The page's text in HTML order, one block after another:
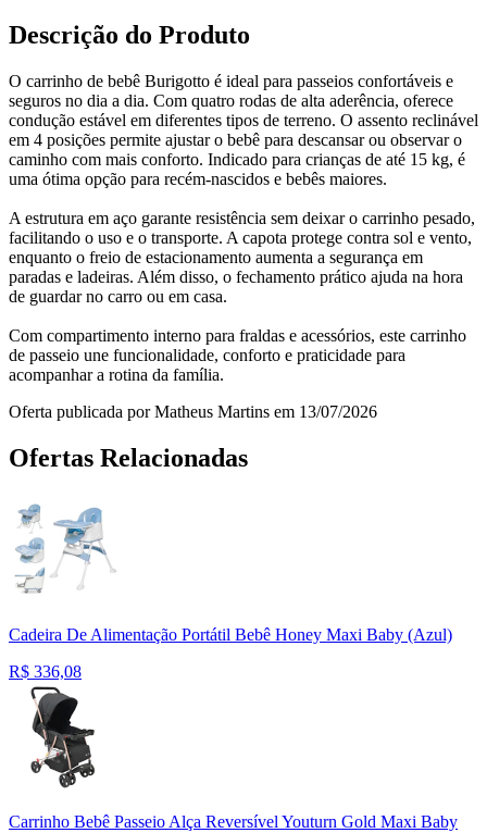
Descrição do Produto
O carrinho de bebê Burigotto é ideal para passeios confortáveis e
seguros no dia a dia. Com quatro rodas de alta aderência, oferece
condução estável em diferentes tipos de terreno. O assento reclinável
em 4 posições permite ajustar o bebê para descansar ou observar o
caminho com mais conforto. Indicado para crianças de até 15 kg, é
uma ótima opção para recém-nascidos e bebês maiores.
A estrutura em aço garante resistência sem deixar o carrinho pesado,
facilitando o uso e o transporte. A capota protege contra sol e vento,
enquanto o freio de estacionamento aumenta a segurança em
paradas e ladeiras. Além disso, o fechamento prático ajuda na hora
de guardar no carro ou em casa.
Com compartimento interno para fraldas e acessórios, este carrinho
de passeio une funcionalidade, conforto e praticidade para
acompanhar a rotina da família.
Oferta publicada por Matheus Martins em 13/07/2026
Ofertas Relacionadas
Cadeira De Alimentação Portátil Bebê Honey Maxi Baby (Azul)
R$ 336,08
Carrinho Bebê Passeio Alça Reversível Youturn Gold Maxi Baby